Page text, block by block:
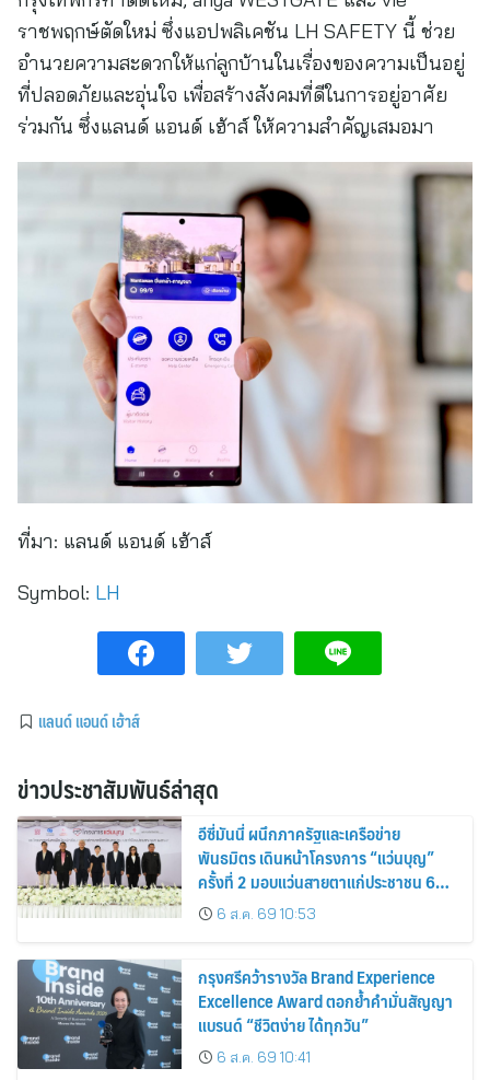
ราชพฤกษ์ตัดใหม่ ซึ่งแอปพลิเคชัน LH SAFETY นี้ ช่วย
อำนวยความสะดวกให้แก่ลูกบ้านในเรื่องของความเป็นอยู่
ที่ปลอดภัยและอุ่นใจ เพื่อสร้างสังคมที่ดีในการอยู่อาศัย
ร่วมกัน ซึ่งแลนด์ แอนด์ เฮ้าส์ ให้ความสำคัญเสมอมา
ที่มา: แลนด์ แอนด์ เฮ้าส์
Symbol: LH
แลนด์ แอนด์ เฮ้าส์
ข่าวประชาสัมพันธ์ล่าสุด
อีซี่มันนี่ ผนึกภาครัฐและเครือข่าย
พันธมิตร เดินหน้าโครงการ “แว่นบุญ”
ครั้งที่ 2 มอบแว่นสายตาแก่ประชาชน 600
คน ขยายโอกาสการมองเห็นสู่ชุมชนไทย
6 ส.ค. 69 10:53
กรุงศรีคว้ารางวัล Brand Experience
Excellence Award ตอกย้ำคำมั่นสัญญา
แบรนด์ “ชีวิตง่าย ได้ทุกวัน”
6 ส.ค. 69 10:41